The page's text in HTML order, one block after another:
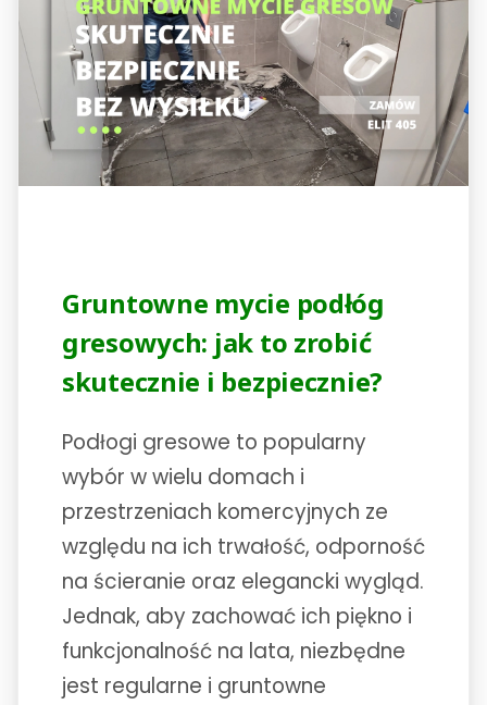
Gruntowne mycie podłóg
gresowych: jak to zrobić
skutecznie i bezpiecznie?
Podłogi gresowe to popularny
wybór w wielu domach i
przestrzeniach komercyjnych ze
względu na ich trwałość, odporność
na ścieranie oraz elegancki wygląd.
Jednak, aby zachować ich piękno i
funkcjonalność na lata, niezbędne
jest regularne i gruntowne